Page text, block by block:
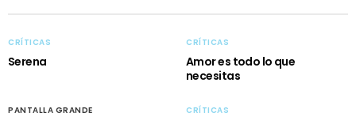
CRÍTICAS
Serena
CRÍTICAS
Amor es todo lo que
necesitas
PANTALLA GRANDE CRÍTICAS